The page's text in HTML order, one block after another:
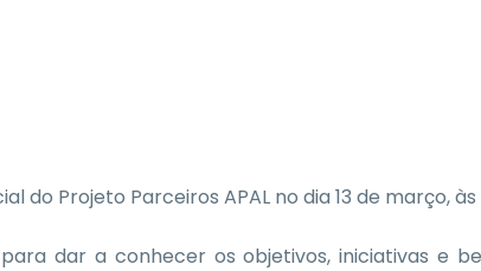
do Projeto Parceiros APAL no dia 13 de março,
dar a conhecer os objetivos, iniciativas e